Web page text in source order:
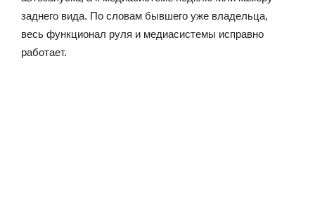
заднего вида. По словам бывшего уже владельца,
весь функционал руля и медиасистемы исправно
работает.